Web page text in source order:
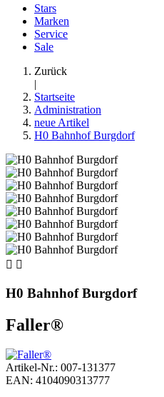
Stars
Marken
Service
Sale
Zurück
|
Startseite
Administration
neue Artikel
H0 Bahnhof Burgdorf
 
H0 Bahnhof Burgdorf
Faller®
Artikel-Nr.: 007-131377
EAN: 4104090313777